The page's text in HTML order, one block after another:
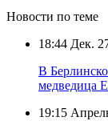
Новости по теме
18:44 Дек.
В
медведица
19:15